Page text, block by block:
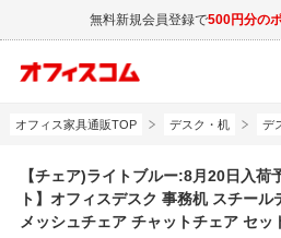
無料新規会員登録で500円分の
オフィス家具通販TOP デスク・机 デ
【チェア)ライトブルー:8月20日入荷
ト】オフィスデスク 事務机 スチー
メッシュチェア チャットチェア セッ